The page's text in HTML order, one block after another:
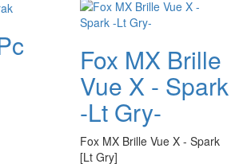
Fox MX Brille
Vue X - Spark
-Lt Gry-
Fox MX Brille Vue X - Spark
[Lt Gry]